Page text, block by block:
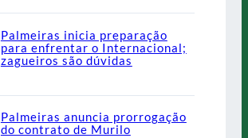
Palmeiras inicia preparação
para enfrentar o Internacional;
zagueiros são dúvidas
Palmeiras anuncia prorrogação
do contrato de Murilo